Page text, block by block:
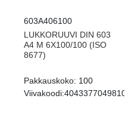
603A406100
LUKKORUUVI DIN 603
A4 M 6X100/100 (ISO
8677)
Pakkauskoko: 100
Viivakoodi:4043377049810